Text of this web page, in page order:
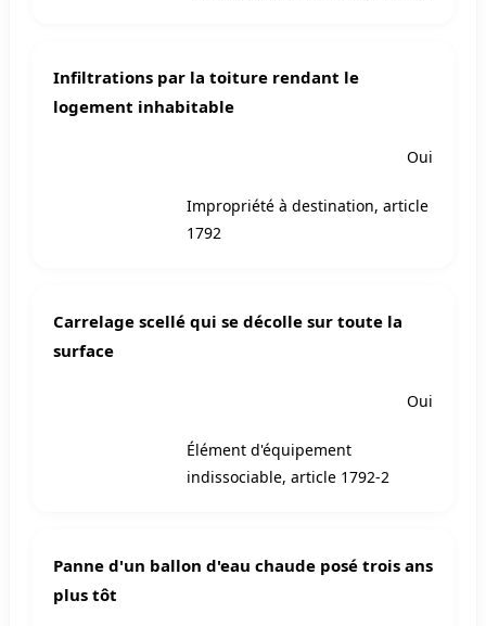
Infiltrations par la toiture rendant le
logement inhabitable
Oui
Impropriété à destination, article
1792
Carrelage scellé qui se décolle sur toute la
surface
Oui
Élément d'équipement
indissociable, article 1792-2
Panne d'un ballon d'eau chaude posé trois ans
plus tôt